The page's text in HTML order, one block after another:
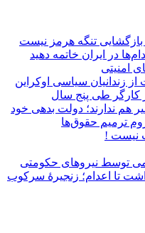
بازگشایی تنگه هرمز نیست
در ایران خاتمه دهید
امنیتی
زندانیان سیاسی اوکراین
هم ندارند؛ دولت بدهی خود
ترمیم حقوق‌ها
نیست !
توسط نیروهای حکومتی
تا اعدام؛ زنجیرۀ سرکوب